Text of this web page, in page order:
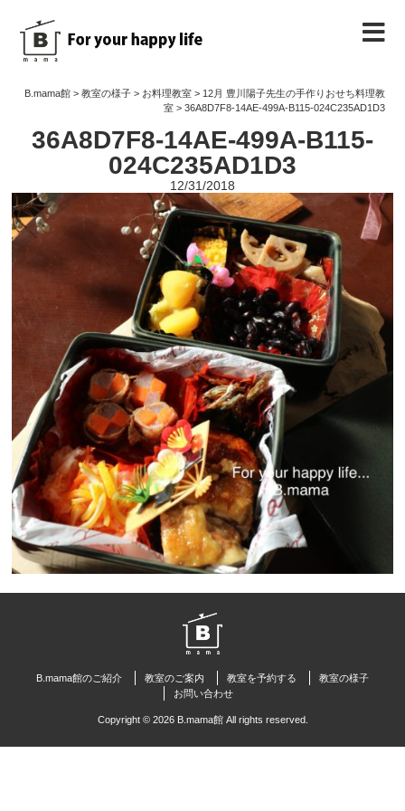
B.mama館> 教室の様子> お料理教室> 12月 豊川陽子先生の手作りおせち料理教
室> 36A8D7F8-14AE-499A-B115-024C235AD1D3
36A8D7F8-14AE-499A-B115-
024C235AD1D3
12/31/2018
B.mama館のご紹介 教室のご案内 教室を予約する
教室の様子
お問い合わせ
Copyright © 2026 B.mama館 All rights reserved.
教室のご案内
教室を予約する
教室の様子
お問い合わせ